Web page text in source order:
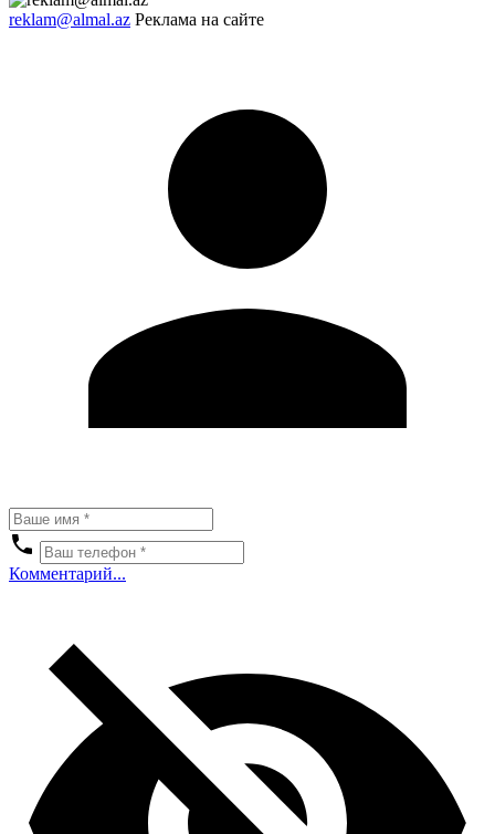
reklam@almal.az Реклама на сайте
Комментарий...